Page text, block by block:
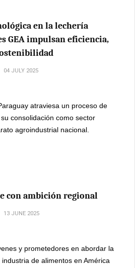
en la lechería
GEA impulsan eficiencia,
04 JULY 2025
atraviesa un proceso de
consolidación como sector
agroindustrial nacional.
con ambición regional
13 JUNE 2025
y prometedores en abordar la
de alimentos en América